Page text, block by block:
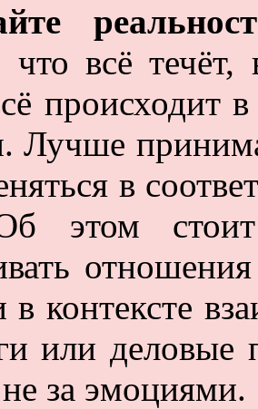
что всё
происходит
Лучше
в
этом
в контексте
или деловые
за эмоциями.